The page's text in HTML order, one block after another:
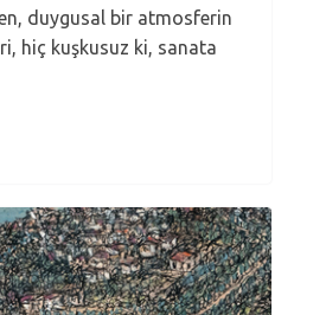
duygusal bir atmosferin
hiç kuşkusuz ki, sanata